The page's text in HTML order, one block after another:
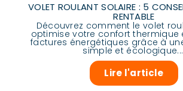
VOLET ROULANT SOLAIRE : 5
RENTABLE
Découvrez comment le volet
optimise votre confort thermique
factures énergétiques grâce à
simple et
Lire l'article